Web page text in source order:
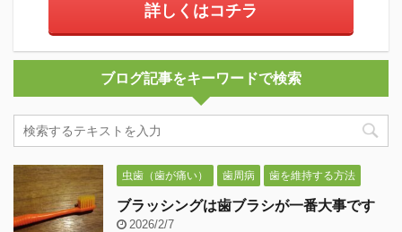
詳しくはコチラ
ブログ記事をキーワードで検索
虫歯（歯が痛い） 歯周病 歯を維持する方法
ブラッシングは歯ブラシが一番大事です
2026/2/7